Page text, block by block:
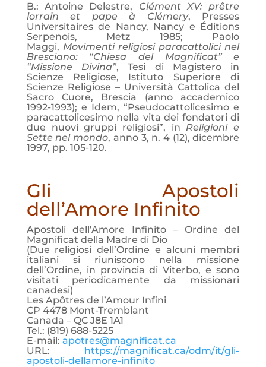
B.: Antoine Delestre, Clément XV: prêtre
lorrain et pape à Clémery, Presses
Universitaires de Nancy, Nancy e Éditions
Serpenois, Metz 1985; Paolo
Maggi, Movimenti religiosi paracattolici nel
Bresciano: “Chiesa del Magnificat” e
“Missione Divina”, Tesi di Magistero in
Scienze Religiose, Istituto Superiore di
Scienze Religiose – Università Cattolica del
Sacro Cuore, Brescia (anno accademico
1992-1993); e Idem, “Pseudocattolicesimo e
paracattolicesimo nella vita dei fondatori di
due nuovi gruppi religiosi”, in Religioni e
Sette nel mondo, anno 3, n. 4 (12), dicembre
1997, pp. 105-120.
Gli Apostoli
dell’Amore Infinito
Apostoli dell’Amore Infinito – Ordine del
Magnificat della Madre di Dio
(Due religiosi dell’Ordine e alcuni membri
italiani si riuniscono nella missione
dell’Ordine, in provincia di Viterbo, e sono
visitati periodicamente da missionari
canadesi)
Les Apôtres de l’Amour Infini
CP 4478 Mont-Tremblant
Canada – QC J8E 1A1
Tel.: (819) 688-5225
E-mail: apotres@magnificat.ca
URL: https://magnificat.ca/odm/it/gli-
apostoli-dellamore-infinito